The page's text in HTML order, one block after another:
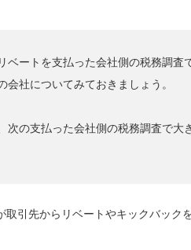
ベートを支払った会社側の税務調査
会社についてみておきましょう。
次の支払った会社側の税務調査で大
取引先からリベートやキックバック